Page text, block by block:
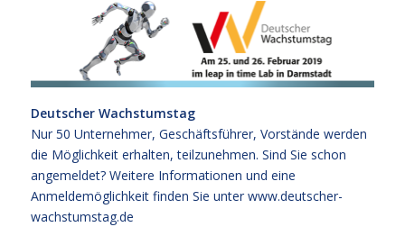
Deutscher Wachstumstag
Nur 50 Unternehmer, Geschäftsführer, Vorstände werden
die Möglichkeit erhalten, teilzunehmen. Sind Sie schon
angemeldet? Weitere Informationen und eine
Anmeldemöglichkeit finden Sie unter www.deutscher-
wachstumstag.de